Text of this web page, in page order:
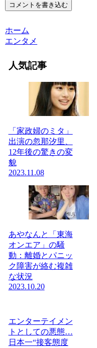
コメントを書き込む
ホーム
エンタメ
人気記事
「家政婦のミタ」
出演の忽那汐里、
12年後の驚きの変
貌
2023.11.08
あやなんと「東海
オンエア」の騒
動：離婚とパニッ
ク障害が絡む複雑
な状況
2023.10.20
エンターテイメン
トとしての悪態…
日本一“接客態度